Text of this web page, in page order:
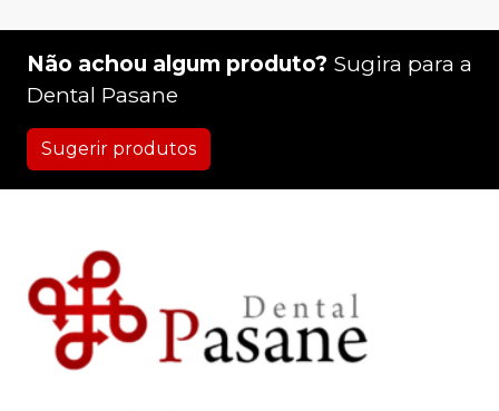
Não achou algum produto? Sugira para a
Dental Pasane
Sugerir produtos